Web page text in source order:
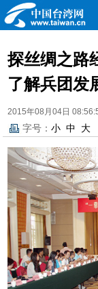
探丝绸之路
了解兵团发
2015年08月04日
字号： 小 中 大